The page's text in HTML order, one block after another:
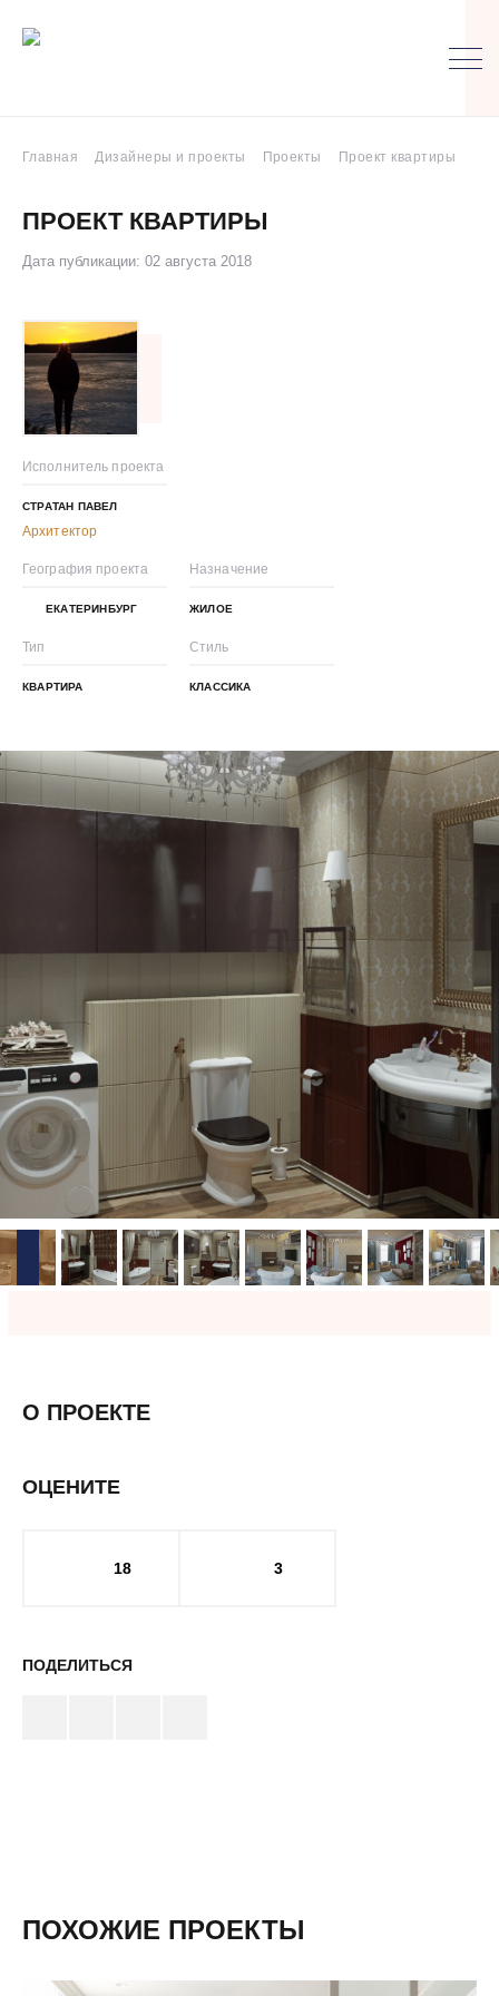
Главная Дизайнеры и проекты Проекты Проект квартиры
ПРОЕКТ КВАРТИРЫ
Дата публикации: 02 августа 2018
Исполнитель проекта
СТРАТАН ПАВЕЛ
Архитектор
География проекта
ЕКАТЕРИНБУРГ
Назначение
ЖИЛОЕ
Тип
КВАРТИРА
Стиль
КЛАССИКА
О ПРОЕКТЕ
ОЦЕНИТЕ
18 3
ПОДЕЛИТЬСЯ
ПОХОЖИЕ ПРОЕКТЫ